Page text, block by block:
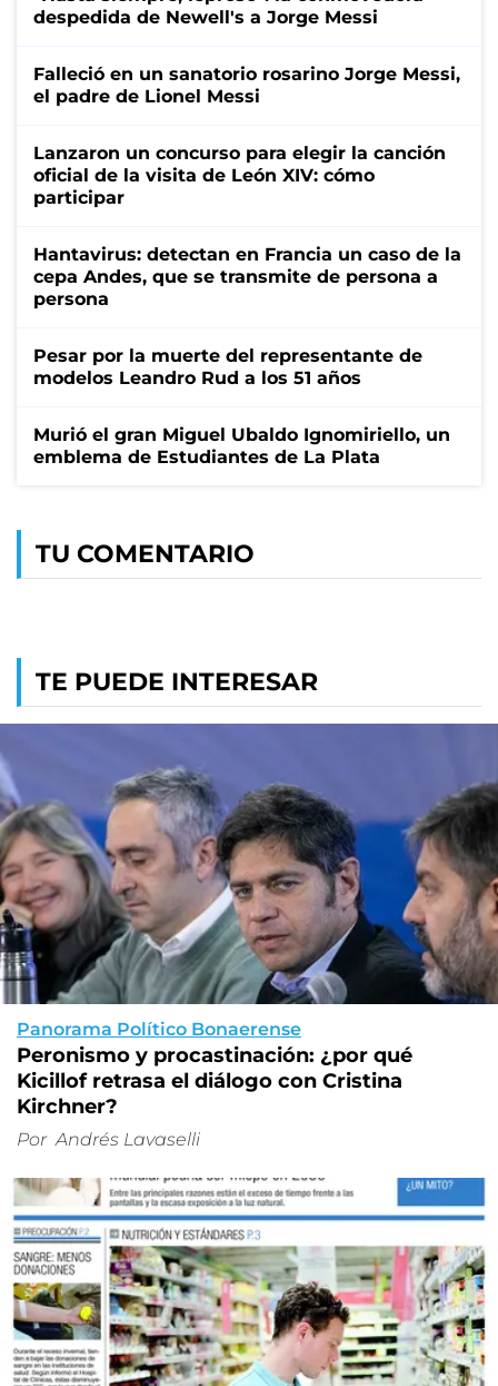
despedida de Newell's a Jorge Messi
Falleció en un sanatorio rosarino Jorge Messi,
el padre de Lionel Messi
Lanzaron un concurso para elegir la canción
oficial de la visita de León XIV: cómo
participar
Hantavirus: detectan en Francia un caso de la
cepa Andes, que se transmite de persona a
persona
Pesar por la muerte del representante de
modelos Leandro Rud a los 51 años
Murió el gran Miguel Ubaldo Ignomiriello, un
emblema de Estudiantes de La Plata
TU COMENTARIO
TE PUEDE INTERESAR
Panorama Político Bonaerense
Peronismo y procastinación: ¿por qué
Kicillof retrasa el diálogo con Cristina
Kirchner?
Por Andrés Lavaselli